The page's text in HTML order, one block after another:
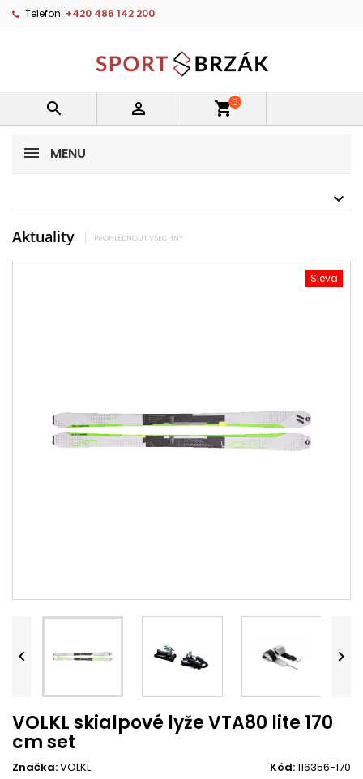
Telefon: +420 486 142 200
  shopping_cart0
MENU
Aktuality PROHLÉDNOUT VŠECHNY
Sleva
 
VOLKL skialpové lyže VTA80 lite 170
cm set
Značka:VOLKL Kód:116356-170